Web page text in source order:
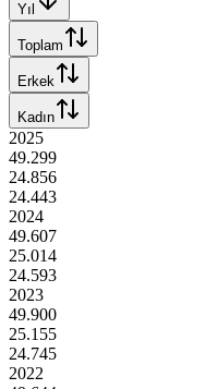
Yıl
Toplam
Erkek
Kadın
2025
49.299
24.856
24.443
2024
49.607
25.014
24.593
2023
49.900
25.155
24.745
2022